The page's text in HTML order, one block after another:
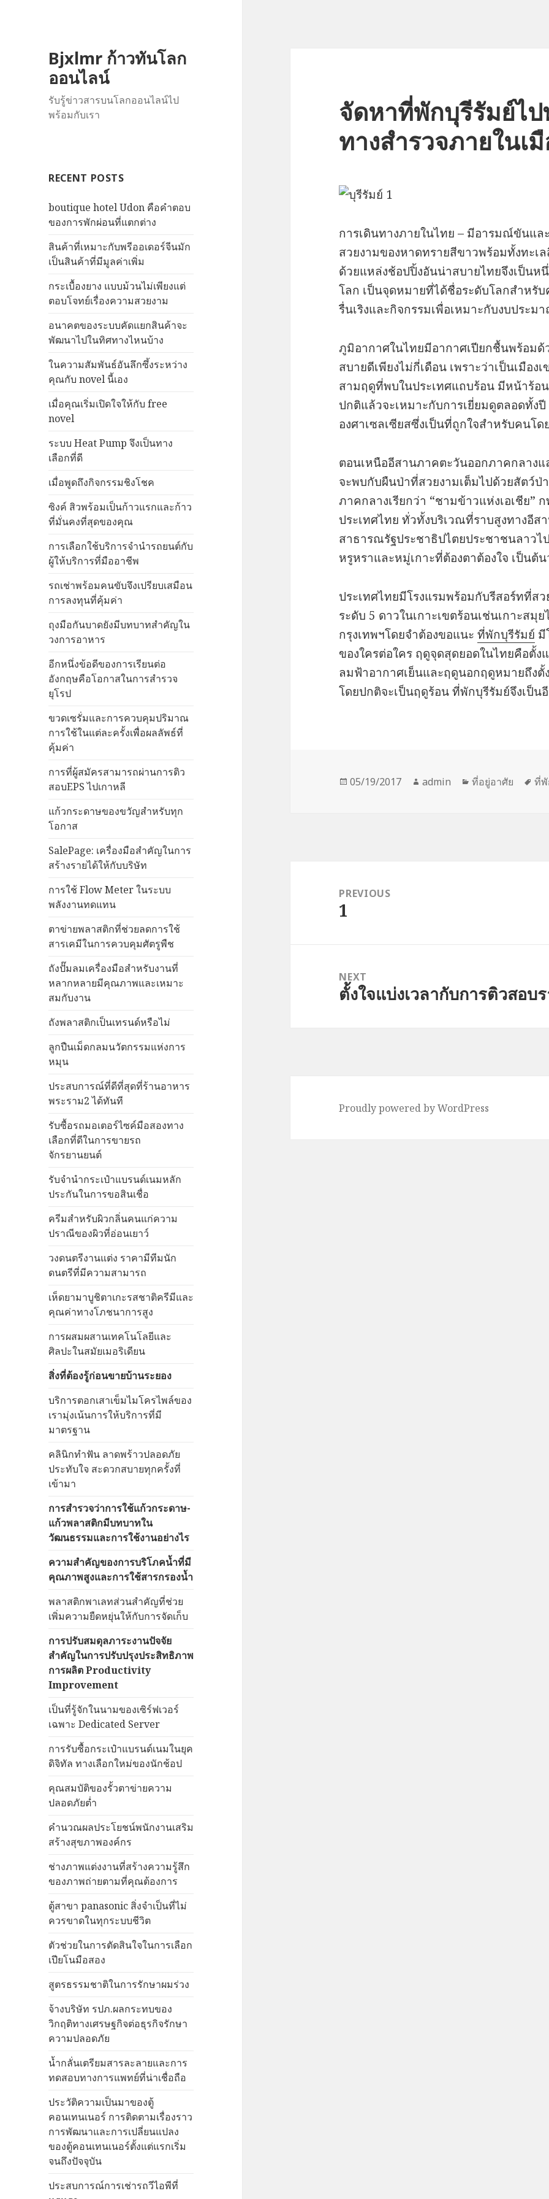
Bjxlmr ก้าวทันโลก
ออนไลน์
รับรู้ข่าวสารบนโลกออนไลน์ไป
พร้อมกับเรา
RECENT POSTS
boutique hotel Udon คือคำตอบ
ของการพักผ่อนที่แตกต่าง
สินค้าที่เหมาะกับพรีออเดอร์จีนมัก
เป็นสินค้าที่มีมูลค่าเพิ่ม
กระเบื้องยาง แบบม้วนไม่เพียงแต่
ตอบโจทย์เรื่องความสวยงาม
อนาคตของระบบคัดแยกสินค้าจะ
พัฒนาไปในทิศทางไหนบ้าง
ในความสัมพันธ์อันลึกซึ้งระหว่าง
คุณกับ novel นี้เอง
เมื่อคุณเริ่มเปิดใจให้กับ free
novel
ระบบ Heat Pump จึงเป็นทาง
เลือกที่ดี
เมื่อพูดถึงกิจกรรมชิงโชค
ซิงค์ สิวพร้อมเป็นก้าวแรกและก้าว
ที่มั่นคงที่สุดของคุณ
การเลือกใช้บริการจำนำรถยนต์กับ
ผู้ให้บริการที่มืออาชีพ
รถเช่าพร้อมคนขับจึงเปรียบเสมือน
การลงทุนที่คุ้มค่า
ถุงมือกันบาดยังมีบทบาทสำคัญใน
วงการอาหาร
อีกหนึ่งข้อดีของการเรียนต่อ
อังกฤษคือโอกาสในการสำรวจ
ยุโรป
ขวดเซรั่มและการควบคุมปริมาณ
การใช้ในแต่ละครั้งเพื่อผลลัพธ์ที่
คุ้มค่า
การที่ผู้สมัครสามารถผ่านการติว
สอบEPS ไปเกาหลี
แก้วกระดาษของขวัญสำหรับทุก
โอกาส
SalePage: เครื่องมือสำคัญในการ
สร้างรายได้ให้กับบริษัท
การใช้ Flow Meter ในระบบ
พลังงานทดแทน
ตาข่ายพลาสติกที่ช่วยลดการใช้
สารเคมีในการควบคุมศัตรูพืช
ถังปั๊มลมเครื่องมือสำหรับงานที่
หลากหลายมีคุณภาพและเหมาะ
สมกับงาน
ถังพลาสติกเป็นเทรนด์หรือไม่
ลูกปืนเม็ดกลมนวัตกรรมแห่งการ
หมุน
ประสบการณ์ที่ดีที่สุดที่ร้านอาหาร
พระราม2 ได้ทันที
รับซื้อรถมอเตอร์ไซค์มือสองทาง
เลือกที่ดีในการขายรถ
จักรยานยนต์
รับจำนำกระเป๋าแบรนด์เนมหลัก
ประกันในการขอสินเชื่อ
ครีมสำหรับผิวกลิ่นคนแก่ความ
ปราณีของผิวที่อ่อนเยาว์
วงดนตรีงานแต่ง ราคามีทีมนัก
ดนตรีที่มีความสามารถ
เห็ดยามาบูชิตาเกะรสชาติครีมีและ
คุณค่าทางโภชนาการสูง
การผสมผสานเทคโนโลยีและ
ศิลปะในสมัยเมอริเดียน
สิ่งที่ต้องรู้ก่อนขายบ้านระยอง
บริการตอกเสาเข็มไมโครไพล์ของ
เรามุ่งเน้นการให้บริการที่มี
มาตรฐาน
คลินิกทำฟัน ลาดพร้าวปลอดภัย
ประทับใจ สะดวกสบายทุกครั้งที่
เข้ามา
การสำรวจว่าการใช้แก้วกระดาษ-
แก้วพลาสติกมีบทบาทใน
วัฒนธรรมและการใช้งานอย่างไร
ความสำคัญของการบริโภคน้ำที่มี
คุณภาพสูงและการใช้สารกรองน้ำ
พลาสติกพาเลทส่วนสำคัญที่ช่วย
เพิ่มความยืดหยุ่นให้กับการจัดเก็บ
การปรับสมดุลภาระงานปัจจัย
สำคัญในการปรับปรุงประสิทธิภาพ
การผลิต Productivity
Improvement
เป็นที่รู้จักในนามของเซิร์ฟเวอร์
เฉพาะ Dedicated Server
การรับซื้อกระเป๋าแบรนด์เนมในยุค
ดิจิทัล ทางเลือกใหม่ของนักช้อป
คุณสมบัติของรั้วตาข่ายความ
ปลอดภัยต่ำ
คำนวณผลประโยชน์พนักงานเสริม
สร้างสุขภาพองค์กร
ช่างภาพแต่งงานที่สร้างความรู้สึก
ของภาพถ่ายตามที่คุณต้องการ
ตู้สาขา panasonic สิ่งจำเป็นที่ไม่
ควรขาดในทุกระบบชีวิต
ตัวช่วยในการตัดสินใจในการเลือก
เปียโนมือสอง
สูตรธรรมชาติในการรักษาผมร่วง
จ้างบริษัท รปภ.ผลกระทบของ
วิกฤติทางเศรษฐกิจต่อธุรกิจรักษา
ความปลอดภัย
น้ำกลั่นเตรียมสารละลายและการ
ทดสอบทางการแพทย์ที่น่าเชื่อถือ
ประวัติความเป็นมาของตู้
คอนเทนเนอร์ การติดตามเรื่องราว
การพัฒนาและการเปลี่ยนแปลง
ของตู้คอนเทนเนอร์ตั้งแต่แรกเริ่ม
จนถึงปัจจุบัน
ประสบการณ์การเช่ารถวีไอพีที่
จัดหาที่พักบุรีรัมย์ไ
ทางสำรวจภายในเ
การเดินทางภายในไทย – มีอารมณ์ขันแ
สวยงามของหาดทรายสีขาวพร้อมทั้งทะ
ด้วยแหล่งช้อปปิ้งอันน่าสบายไทยจึงเป็น
โลก เป็นจุดหมายที่ได้ชื่อระดับโลกสำห
รื่นเริงและกิจกรรมเพื่อเหมาะกับงบประ
ภูมิอากาศในไทยมีอากาศเปียกชื้นพร้อม
สบายดีเพียงไม่กี่เดือน เพราะว่าเป็นเมือ
สามฤดูที่พบในประเทศแถบร้อน มีหน้าร้อ
ปกติแล้วจะเหมาะกับการเยี่ยมดูตลอดทั้
องศาเซลเซียสซึ่งเป็นที่ถูกใจสำหรับคนโ
ตอนเหนืออีสานภาคตะวันออกภาคกลาง
จะพบกับผืนป่าที่สวยงามเต็มไปด้วยสัตว์
ภาคกลางเรียกว่า “ชามข้าวแห่งเอเชีย”
ประเทศไทย ทั่วทั้งบริเวณที่ราบสูงทางอี
สาธารณรัฐประชาธิปไตยประชาชนลาว
หรูหราและหมู่เกาะที่ต้องตาต้องใจ เป็นต้
ประเทศไทยมีโรงแรมพร้อมกับรีสอร์ทที่ส
ระดับ 5 ดาวในเกาะเขตร้อนเช่นเกาะสมุ
กรุงเทพฯโดยจำต้องขอแนะที่พักบุรีรัมย์ มี
ของใครต่อใคร ฤดูจุดสุดยอดในไทยคือตั้
ลมฟ้าอากาศเย็นและฤดูนอกฤดูหมายถึง
โดยปกติจะเป็นฤดูร้อน ที่พักบุรีรัมย์จึงเป็
Posted
05/19/2017 Author
admin Categories
ที่อยู่อาศัย ที่
navigationPREVIOUS
Previous
1
NEXT
Next
ตั้งใจแบ่งเวลากับการติวสอบ
Proudly powered by WordPress